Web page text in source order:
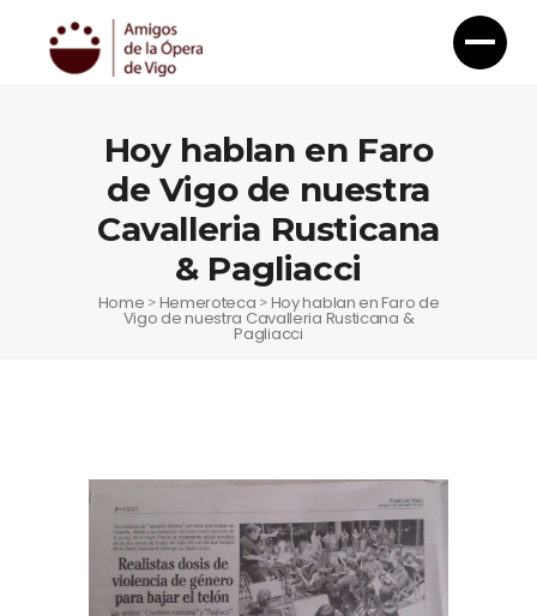
Hoy hablan en Faro
de Vigo de nuestra
Cavalleria Rusticana
& Pagliacci
Home >Hemeroteca >Hoy hablan en Faro de
Vigo de nuestra Cavalleria Rusticana &
Pagliacci